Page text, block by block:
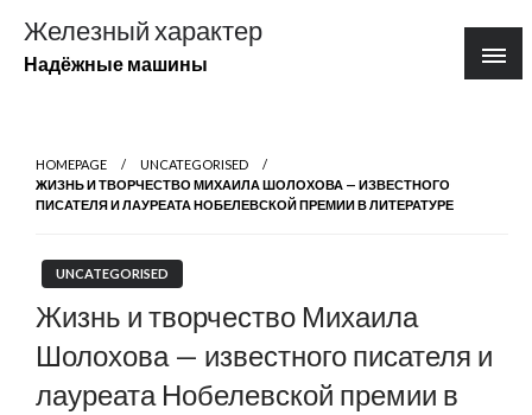
содержимому
Железный характер
Надёжные машины
HOMEPAGE
UNCATEGORISED
ЖИЗНЬ И ТВОРЧЕСТВО МИХАИЛА ШОЛОХОВА — ИЗВЕСТНОГО
ПИСАТЕЛЯ И ЛАУРЕАТА НОБЕЛЕВСКОЙ ПРЕМИИ В ЛИТЕРАТУРЕ
UNCATEGORISED
Жизнь и творчество Михаила
Шолохова — известного писателя и
лауреата Нобелевской премии в